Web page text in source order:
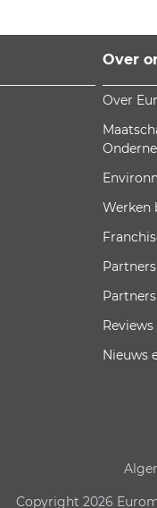
Over
Over
Werken
Reviews
Nieuws
Copyright 2026